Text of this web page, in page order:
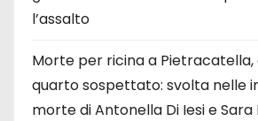
l’assalto
Morte per ricina a
quarto sospettato: svolta nelle
morte di Antonella Di Iesi e Sara